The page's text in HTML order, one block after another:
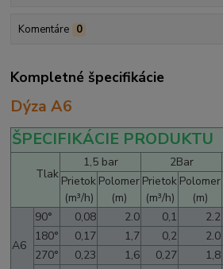
Komentáre 0
Kompletné špecifikácie
Dýza A6
ŠPECIFIKÁCIE PRODUKTU
Tlak
1,5 bar 2Bar
Prietok
(m³/h)
Polomer
(m)
Prietok
(m³/h)
Polomer
(m)
A6
90° 0,08 2.0 0,1 2.2
180°
0,17 1,7 0,2 2.0
270°
0,23 1,6 0,27 1,8